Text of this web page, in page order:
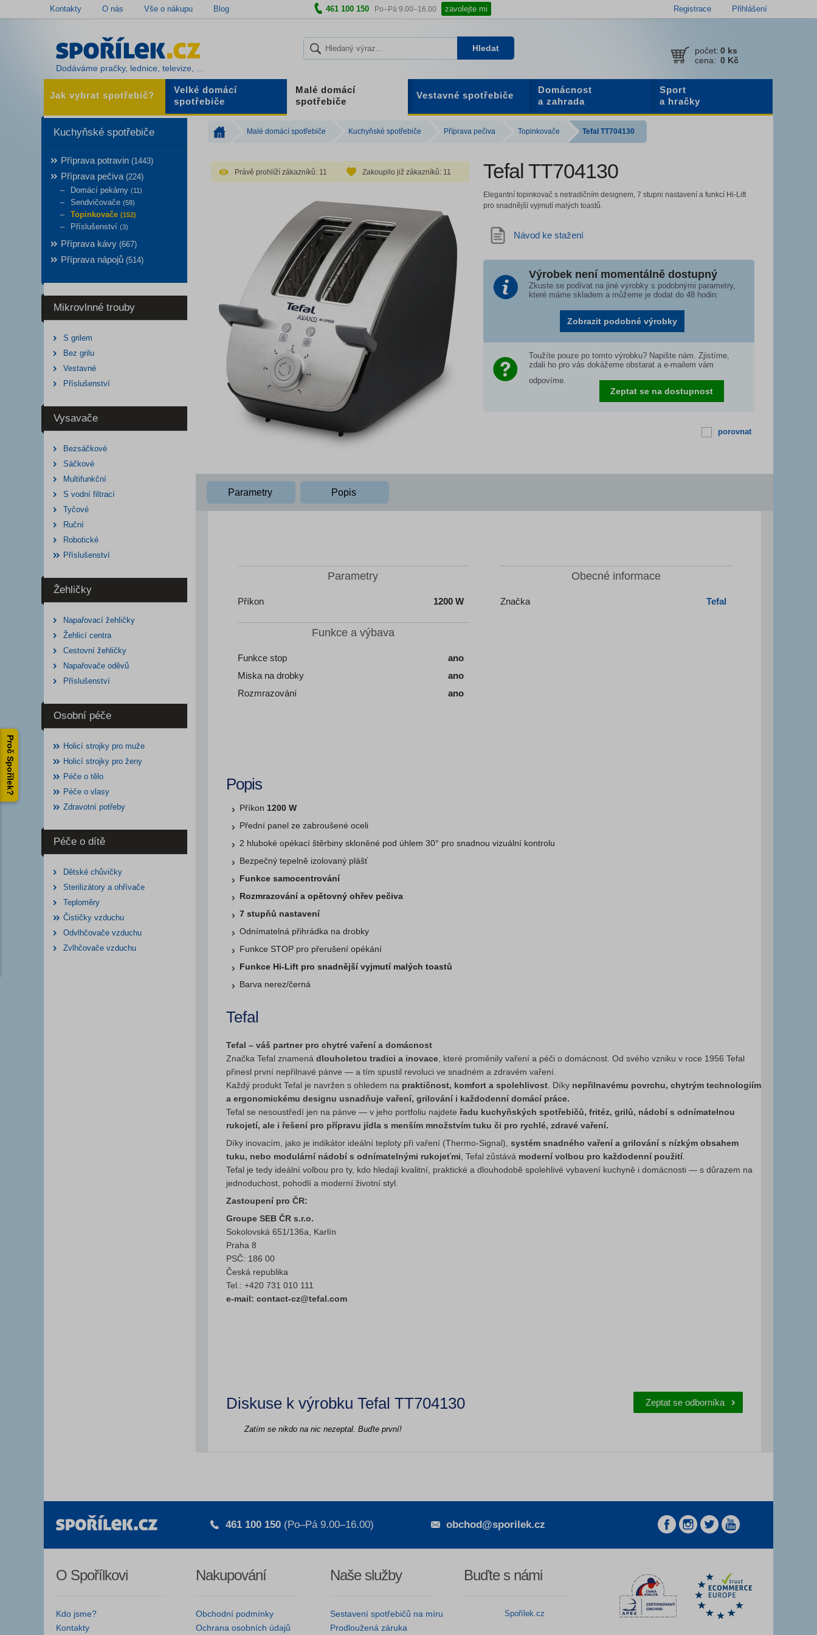
Proč Spořílek?
Kontakty O nás Vše o nákupu Blog 461 100 150 Po–Pá 9.00–16.00 zavolejte mi Registrace Přihlášení
Dodáváme pračky, lednice, televize, ...
počet: 0 ks
cena: 0 Kč
Hledat
Jak vybrat spotřebič?
Velké domácí
spotřebiče
Malé domácí
spotřebiče
Vestavné spotřebiče
Domácnost
a zahrada
Sport
a hračky
Malé domácí spotřebiče Kuchyňské spotřebiče Příprava pečiva Topinkovače Tefal TT704130
Právě prohlíží zákazníků: 11 Zakoupilo již zákazníků: 11 Tefal TT704130
Elegantní topinkovač s netradičním designem, 7 stupni nastavení a funkcí Hi-Lift
pro snadnější vyjmutí malých toastů.
Návod ke stažení
Výrobek není momentálně dostupný
Zkuste se podívat na jiné výrobky s podobnými parametry,
které máme skladem a můžeme je dodat do 48 hodin:
Zobrazit podobné výrobky
Toužíte pouze po tomto výrobku? Napište nám. Zjistíme,
zdali ho pro vás dokážeme obstarat a e-mailem vám
odpovíme.
Zeptat se na dostupnost
porovnat
Parametry Popis
Parametry
Příkon 1200 W
Funkce a výbava
Funkce stop
ano
Miska na drobky
ano
Rozmrazování
ano
Obecné informace
Značka Tefal
Popis
Příkon 1200 W
Přední panel ze zabroušené oceli
2 hluboké opékací štěrbiny skloněné pod úhlem 30° pro snadnou vizuální kontrolu
Bezpečný tepelně izolovaný plášť
Funkce samocentrování
Rozmrazování a opětovný ohřev pečiva
7 stupňů nastavení
Odnímatelná přihrádka na drobky
Funkce STOP pro přerušení opékání
Funkce Hi-Lift pro snadnější vyjmutí malých toastů
Barva nerez/černá
Tefal
Tefal – váš partner pro chytré vaření a domácnost
Značka Tefal znamená dlouholetou tradici a inovace , které proměnily vaření a péči o domácnost. Od svého vzniku v roce 1956 Tefal
přinesl první nepřilnavé pánve — a tím spustil revoluci ve snadném a zdravém vaření.
Každý produkt Tefal je navržen s ohledem na praktičnost, komfort a spolehlivost . Díky nepřilnavému povrchu, chytrým technologiím
a ergonomickému designu usnadňuje vaření, grilování i každodenní domácí práce.
Tefal se nesoustředí jen na pánve — v jeho portfoliu najdete řadu kuchyňských spotřebičů, fritéz, grilů, nádobí s odnímatelnou
rukojetí, ale i řešení pro přípravu jídla s menším množstvím tuku či pro rychlé, zdravé vaření.
Díky inovacím, jako je indikátor ideální teploty při vaření (Thermo‑Signal), systém snadného vaření a grilování s nízkým obsahem
tuku, nebo modulární nádobí s odnímatelnými rukojeťmi , Tefal zůstává moderní volbou pro každodenní použití
Tefal je tedy ideální volbou pro ty, kdo hledají kvalitní, praktické a dlouhodobě spolehlivé vybavení kuchyně i domácnosti — s důrazem na
jednoduchost, pohodlí a moderní životní styl.
Zastoupení pro ČR:
Groupe SEB ČR s.r.o.
Sokolovská 651/136a, Karlín
Praha 8
PSČ: 186 00
Česká republika
Tel.: +420 731 010 111
e-mail: contact-cz@tefal.com
Diskuse k výrobku Tefal TT704130 Zeptat se odborníka
Zatím se nikdo na nic nezeptal. Buďte první!
Kuchyňské spotřebiče
Příprava potravin (1443)
Příprava pečiva (224)
Domácí pekárny (11)
Sendvičovače (58)
Topinkovače (152)
Příslušenství (3)
Příprava kávy (667)
Příprava nápojů (514)
Mikrovlnné trouby
S grilem
Bez grilu
Vestavné
Příslušenství
Vysavače
Bezsáčkové
Sáčkové
Multifunkční
S vodní filtrací
Tyčové
Ruční
Robotické
Příslušenství
Žehličky
Napařovací žehličky
Žehlicí centra
Cestovní žehličky
Napařovače oděvů
Příslušenství
Osobní péče
Holicí strojky pro muže
Holicí strojky pro ženy
Péče o tělo
Péče o vlasy
Zdravotní potřeby
Péče o dítě
Dětské chůvičky
Sterilizátory a ohřívače
Teploměry
Čističky vzduchu
Odvlhčovače vzduchu
Zvlhčovače vzduchu
461 100 150 (Po–Pá 9.00–16.00) obchod@sporilek.cz
O Spořílkovi
Kdo jsme?
Kontakty
Nakupování
Obchodní podmínky
Ochrana osobních údajů
Naše služby
Sestavení spotřebičů na míru
Prodloužená záruka
Buďte s námi
Spořílek.cz